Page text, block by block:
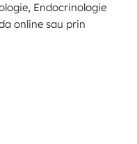
Endocrinologie
online sau prin